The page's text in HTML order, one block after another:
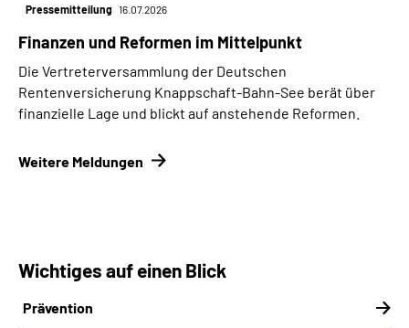
Pressemitteilung 16.07.2026
Finanzen und Reformen im Mittelpunkt
Die Vertreterversammlung der Deutschen
Rentenversicherung Knappschaft-Bahn-See berät über
finanzielle Lage und blickt auf anstehende Reformen.
Weitere Meldungen
Wichtiges auf einen Blick
Prävention